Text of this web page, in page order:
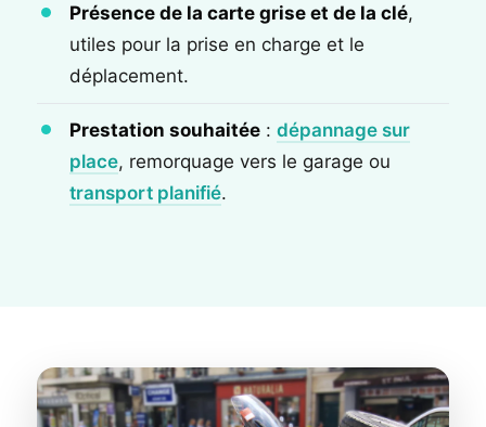
Présence de la carte grise et de la clé,
utiles pour la prise en charge et le
déplacement.
Prestation souhaitée : dépannage sur
place, remorquage vers le garage ou
transport planifié.